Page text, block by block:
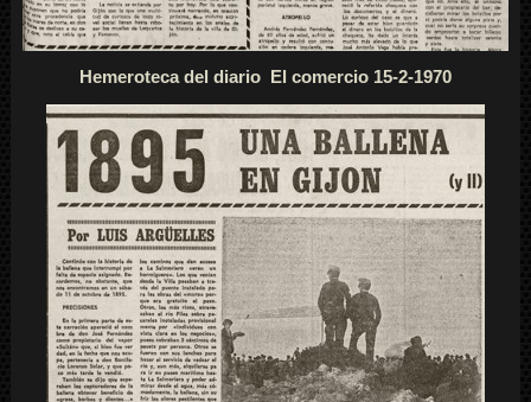
Hemeroteca del diario El comercio 15-2-1970